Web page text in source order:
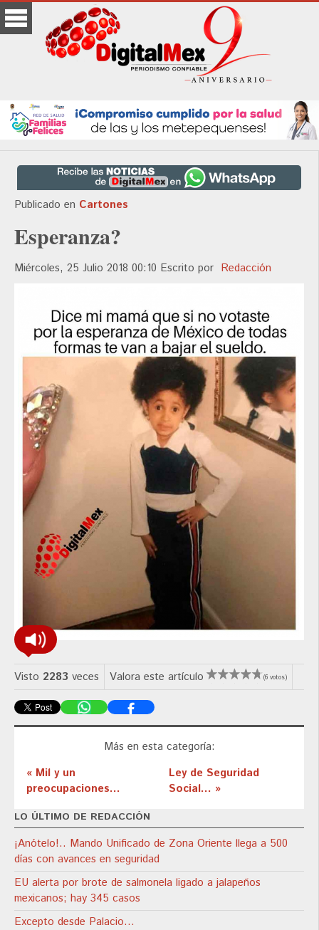
Publicado en Cartones
Esperanza?
Miércoles, 25 Julio 2018 00:10 Escrito por Redacción
Visto 2283 veces Valora este artículo (6 votos)
Más en esta categoría:
« Mil y un
preocupaciones...
Ley de Seguridad
Social... »
LO ÚLTIMO DE REDACCIÓN
¡Anótelo!.. Mando Unificado de Zona Oriente llega a 500
días con avances en seguridad
EU alerta por brote de salmonela ligado a jalapeños
mexicanos; hay 345 casos
Excepto desde Palacio…